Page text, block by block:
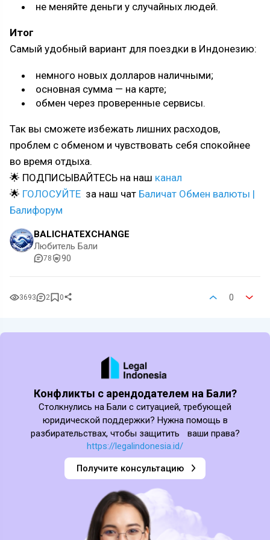
не меняйте деньги у случайных людей.
Итог
Самый удобный вариант для поездки в Индонезию:
немного новых долларов наличными;
основная сумма — на карте;
обмен через проверенные сервисы.
Так вы сможете избежать лишних расходов,
проблем с обменом и чувствовать себя спокойнее
во время отдыха.
🌟 ПОДПИСЫВАЙТЕСЬ на наш канал
🌟 ГОЛОСУЙТЕ за наш чат Баличат Обмен валюты |
Балифорум
BALICHATEXCHANGE
Любитель Бали
78 90
3693 2 0 0
Конфликты с арендодателем на Бали?
Столкнулись на Бали с ситуацией, требующей
юридической поддержки? Нужна помощь в
разбирательствах, чтобы защитить ваши права?
https://legalindonesia.id/
Получите консультацию